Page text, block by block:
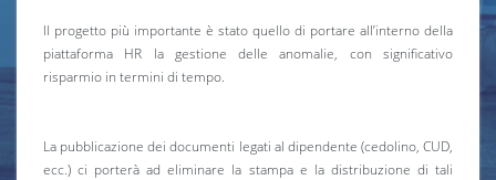
Il progetto più importante è stato quello di portare all’interno della
piattaforma HR la gestione delle anomalie, con significativo
risparmio in termini di tempo.
La pubblicazione dei documenti legati al dipendente (cedolino, CUD,
ecc.) ci porterà ad eliminare la stampa e la distribuzione di tali